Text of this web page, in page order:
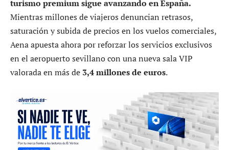
turismo premium sigue avanzando en España.
Mientras millones de viajeros denuncian retrasos,
saturación y subida de precios en los vuelos comerciales,
Aena apuesta ahora por reforzar los servicios exclusivos
en el aeropuerto sevillano con una nueva sala VIP
valorada en más de 3,4 millones de euros.